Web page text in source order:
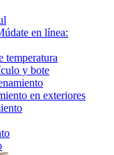
en línea:
temperatura
y bote
en exteriores